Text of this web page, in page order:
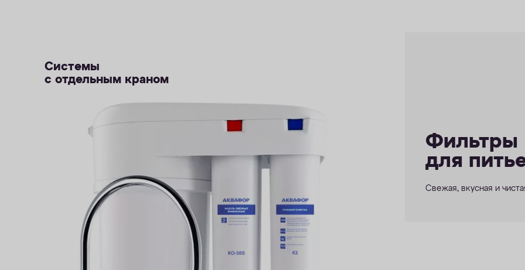
Системы
с отдельным краном
Фильтры
для
Свежая, вкусная и